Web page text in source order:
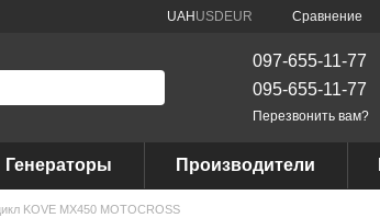
UAH USD EUR Сравнение
097-655-11-77
095-655-11-77
Перезвонить вам?
Генераторы Производители
KOVE MX450 MOTOCROSS